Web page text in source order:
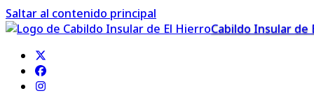
Saltar al contenido principal
Cabildo Insular de